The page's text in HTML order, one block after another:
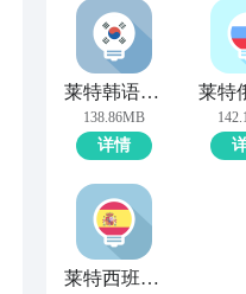
莱特韩语学习背单词
138.86MB
详情
莱特西班牙语学习背单词